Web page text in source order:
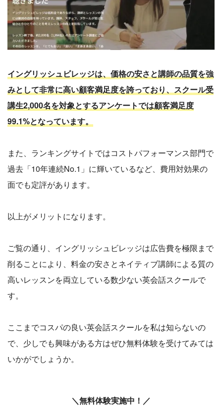
イングリッシュビレッジは、価格の安さと講師の品質を強
みとして非常に高い顧客満足度を誇っており、スクール受
講生2,000名を対象とするアンケートでは顧客満足度
99.1%となっています。
また、ランキングサイトではコストパフォーマンス部門で
過去「10年連続No.1」に輝いているなど、費用対効果の
面でも定評があります。
以上がメリットになります。
ご覧の通り、イングリッシュビレッジは広告費を極限まで
削ることにより、料金の安さとネイティブ講師による質の
高いレッスンを両立している数少ない英会話スクールで
す。
ここまでコスパの良い英会話スクールを私は知らないの
で、少しでも興味がある方はぜひ無料体験を受けてみては
いかがでしょうか。
＼無料体験実施中！／